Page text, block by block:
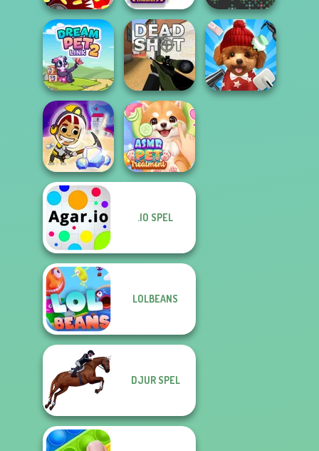
Holey.io Battle
Royale
Bouncemasters YORG.io
Dream Pet Link 2 Deadshot.io
Idle Miner Space
Rush
ASMR Pet
.IO SPEL
LOLBEANS
DJUR SPEL